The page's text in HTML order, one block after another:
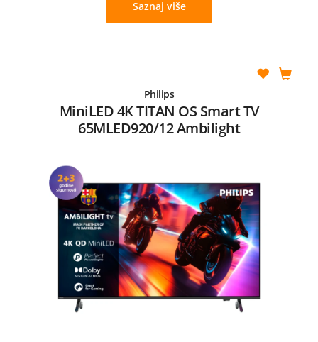
Saznaj više
Philips
MiniLED 4K TITAN OS Smart TV
65MLED920/12 Ambilight